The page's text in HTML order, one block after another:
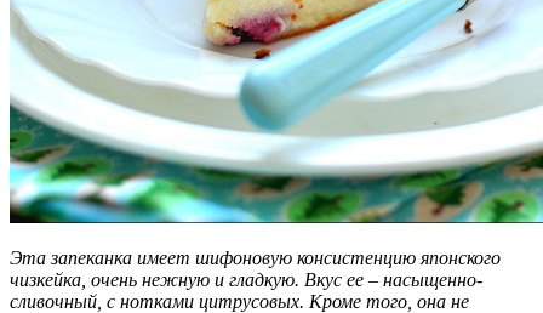
Эта запеканка имеет шифоновую консистенцию японского
чизкейка, очень нежную и гладкую. Вкус ее – насыщенно-
сливочный, с нотками цитрусовых. Кроме того, она не